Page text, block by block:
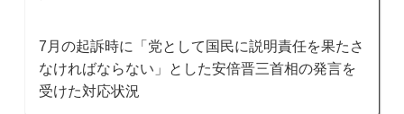
7月の起訴時に「党として国民に説明責任を果たさ
なければならない」とした安倍晋三首相の発言を
受けた対応状況